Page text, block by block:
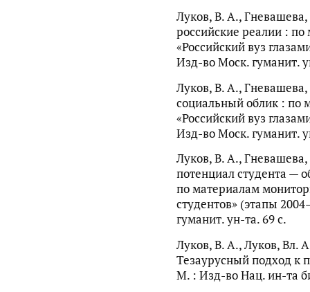
Луков, В. А.,
российские реалии :
«Российский вуз
Изд-во Моск. гуманит.
Луков, В. А.,
социальный облик : по
«Российский вуз
Изд-во Моск. гуманит.
Луков, В. А.,
потенциал студента —
по материалам
студентов» (этапы
гуманит. ун-та. 69 с.
Луков, В. А., Луков, Вл.
Тезаурусный подход к
М. : Изд-во Нац. ин-та